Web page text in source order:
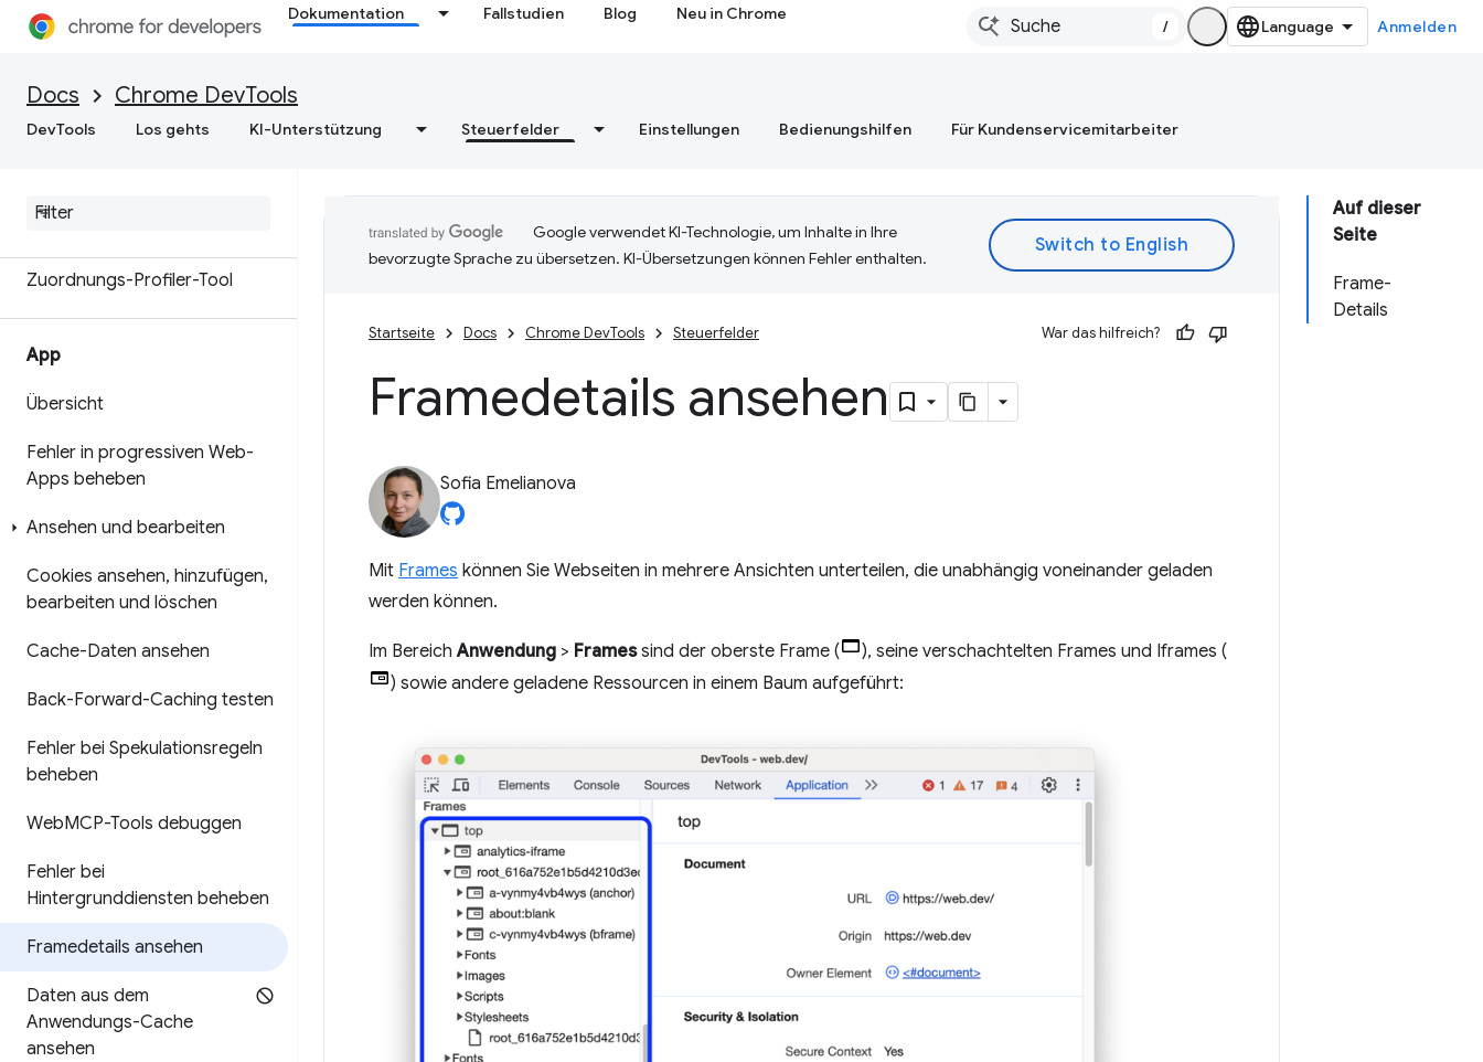
Dokumentation Fallstudien Blog Neu in Chrome
/ Anmelden
Docs Chrome DevTools
DevTools Los gehts KI-Unterstützung Steuerfelder Einstellungen Bedienungshilfen Für Kundenservicemitarbeiter
Arbeitsspeicher
Übersicht
Speicherterminologie
Zuordnungs-Profiler-Tool
App
Übersicht
Fehler in progressiven Web-
Apps beheben
Ansehen und bearbeiten
Cookies ansehen, hinzufügen,
bearbeiten und löschen
Cache-Daten ansehen
Back-Forward-Caching testen
Fehler bei Spekulationsregeln
beheben
WebMCP-Tools debuggen
Fehler bei
Hintergrunddiensten beheben
Framedetails ansehen
Daten aus dem
Anwendungs-Cache
ansehen
Auf dieser
Seite
Frame-
Details
Google verwendet KI-Technologie, um Inhalte in Ihre
bevorzugte Sprache zu übersetzen. KI-Übersetzungen können Fehler enthalten.
Startseite Docs Chrome DevTools Steuerfelder War das hilfreich?
Framedetails ansehen
Sofia Emelianova
Mit Frames können Sie Webseiten in mehrere Ansichten unterteilen, die unabhängig voneinander geladen
werden können.
Im BereichAnwendung > Framessind der oberste Frame (
), seine verschachtelten Frames und Iframes (
) sowie andere geladene Ressourcen in einem Baum aufgeführt: